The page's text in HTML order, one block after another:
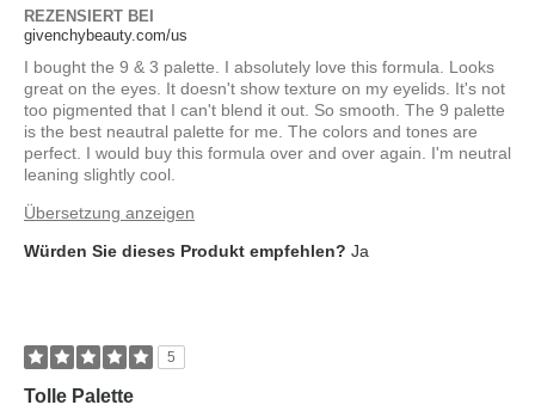
REZENSIERT BEI
givenchybeauty.com/us
I bought the 9 & 3 palette. I absolutely love this formula. Looks
great on the eyes. It doesn't show texture on my eyelids. It's not
too pigmented that I can't blend it out. So smooth. The 9 palette
is the best neautral palette for me. The colors and tones are
perfect. I would buy this formula over and over again. I'm neutral
leaning slightly cool.
Übersetzung anzeigen
Würden Sie dieses Produkt empfehlen? Ja
5
Tolle Palette